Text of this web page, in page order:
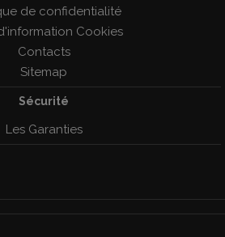
de confidentialité
Cookies
Contacts
Sitemap
Sécurité
Les Garanties